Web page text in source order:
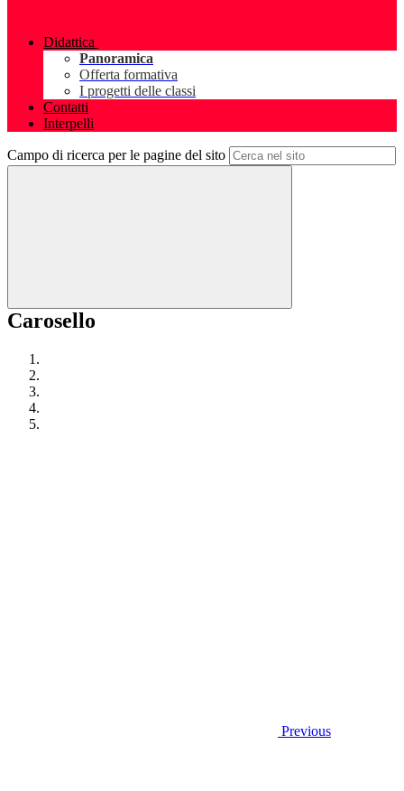
Didattica
Panoramica
Offerta formativa
I progetti delle classi
Contatti
Interpelli
Campo di ricerca per le pagine del sito
Carosello
Previous